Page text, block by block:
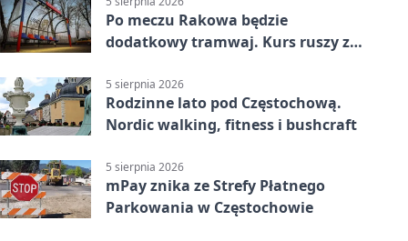
Po meczu Rakowa będzie
dodatkowy tramwaj. Kurs ruszy ze
5 sierpnia 2026
Rodzinne lato pod Częstochową.
Nordic walking, fitness i bushcraft
5 sierpnia 2026
mPay znika ze Strefy Płatnego
Parkowania w Częstochowie